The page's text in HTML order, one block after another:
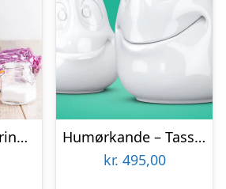
Kilner Fermenteringssæt
Humørkande – Tassen
kr. 495,00